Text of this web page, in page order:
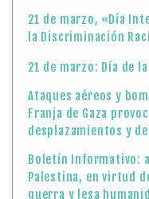
21 de marzo, «Día
la Discriminación
21 de marzo: Día de
Ataques aéreos y
Franja de Gaza
desplazamientos y
Boletín Informativo:
Palestina, en virtud
guerra y lesa